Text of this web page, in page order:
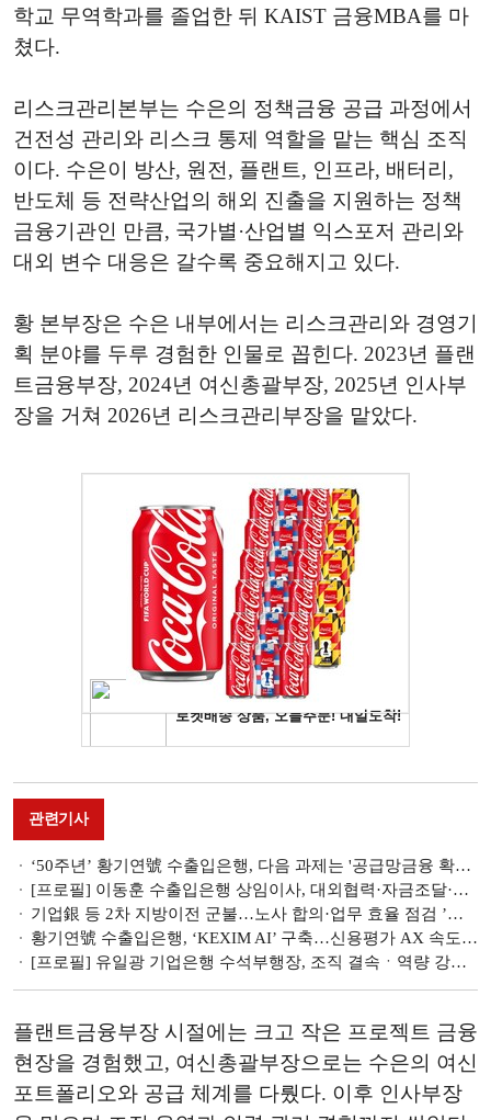
학교 무역학과를 졸업한 뒤 KAIST 금융MBA를 마
쳤다.
리스크관리본부는 수은의 정책금융 공급 과정에서
건전성 관리와 리스크 통제 역할을 맡는 핵심 조직
이다. 수은이 방산, 원전, 플랜트, 인프라, 배터리,
반도체 등 전략산업의 해외 진출을 지원하는 정책
금융기관인 만큼, 국가별·산업별 익스포저 관리와
대외 변수 대응은 갈수록 중요해지고 있다.
황 본부장은 수은 내부에서는 리스크관리와 경영기
획 분야를 두루 경험한 인물로 꼽힌다. 2023년 플랜
트금융부장, 2024년 여신총괄부장, 2025년 인사부
장을 거쳐 2026년 리스크관리부장을 맡았다.
관련기사
‘50주년’ 황기연號 수출입은행, 다음 과제는 '공급망금융 확대' [국책은행은 지금]
[프로필] 이동훈 수출입은행 상임이사, 대외협력·자금조달·리스크관리 ‘팔방미인’
기업銀 등 2차 지방이전 군불…노사 합의·업무 효율 점검 ’필수' [금융 지방이전 10년③]
황기연號 수출입은행, ‘KEXIM AI’ 구축…신용평가 AX 속도 [금융권 AI 人포그래픽]
[프로필] 유일광 기업은행 수석부행장, 조직 결속ㆍ역량 강화 적임자
플랜트금융부장 시절에는 크고 작은 프로젝트 금융
현장을 경험했고, 여신총괄부장으로는 수은의 여신
포트폴리오와 공급 체계를 다뤘다. 이후 인사부장